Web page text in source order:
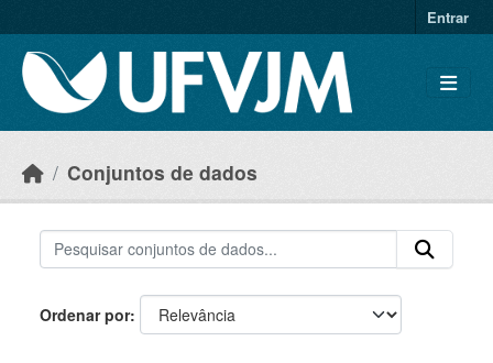
Entrar
Conjuntos de dados
Ordenar por